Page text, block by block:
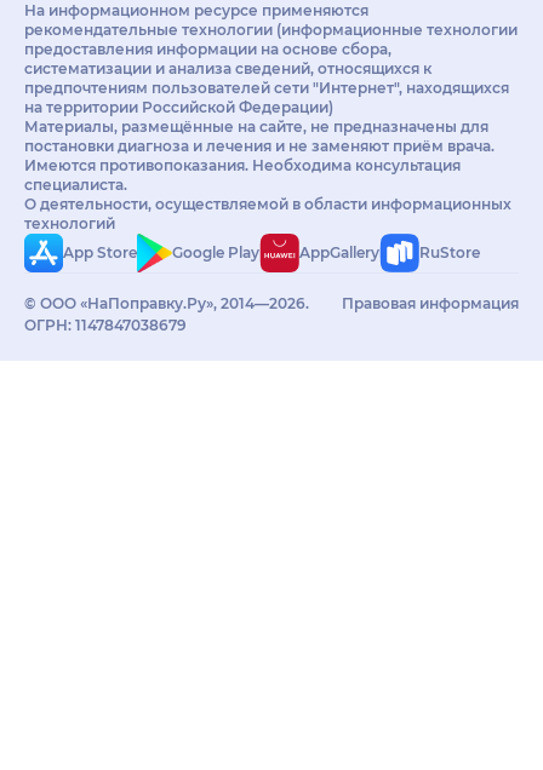
На информационном ресурсе применяются
рекомендательные технологии (информационные технологии
предоставления информации на основе сбора,
систематизации и анализа сведений, относящихся к
предпочтениям пользователей сети "Интернет", находящихся
на территории Российской Федерации)
Материалы, размещённые на сайте, не предназначены для
постановки диагноза и лечения и не заменяют приём врача.
Имеются противопоказания. Необходима консультация
специалиста.
О деятельности, осуществляемой в области информационных
технологий
App Store
Google Play AppGallery RuStore
© ООО «НаПоправку.Ру», 2014—2026.
ОГРН: 1147847038679
Правовая информация